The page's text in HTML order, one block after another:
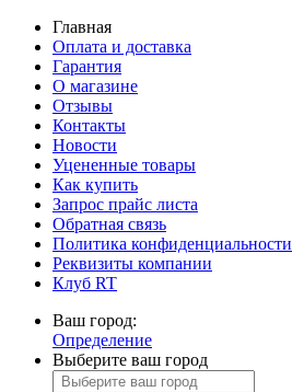
Главная
Оплата и доставка
Гарантия
О магазине
Отзывы
Контакты
Новости
Уцененные товары
Как купить
Запрос прайс листа
Обратная связь
Политика конфиденциальности
Реквизиты компании
Клуб RT
Ваш город:
Определение
Выберите ваш город